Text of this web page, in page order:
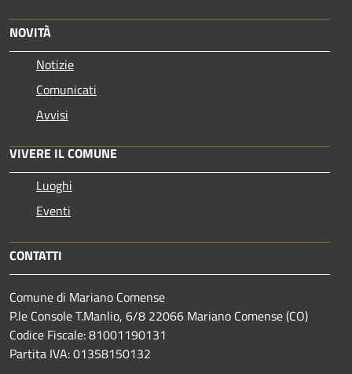
NOVITÀ
Notizie
Comunicati
Avvisi
VIVERE IL COMUNE
Luoghi
Eventi
CONTATTI
Comune di Mariano Comense
P.le Console T.Manlio, 6/8 22066 Mariano Comense (CO)
Codice Fiscale: 81001190131
Partita IVA: 01358150132